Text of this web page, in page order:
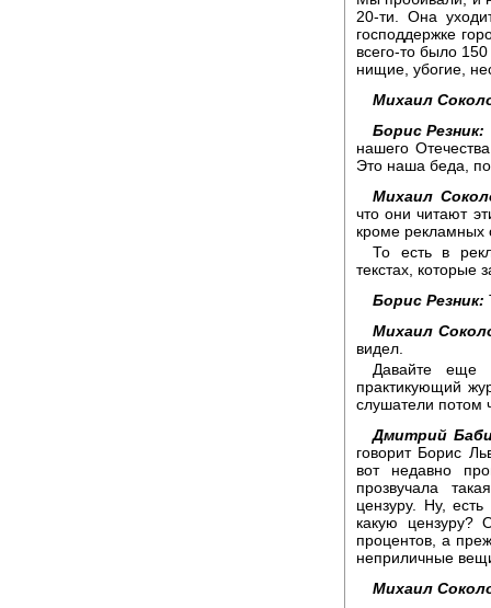
20-ти. Она
господдержке
всего-то было
нищие, убогие,
Михаил
Борис Резник:
нашего
Это наша беда,
Михаил
что они читают
кроме рекламных
То есть в
текстах, которые
Борис Резник:
Михаил
видел.
Давайте еще
практикующий
слушатели потом
Дмитрий
говорит Борис
вот недавно
прозвучала
цензуру. Ну,
какую цензуру?
процентов, а
неприличные
Михаил